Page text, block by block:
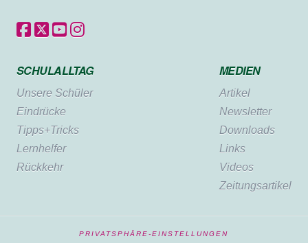
SCHULALLTAG
Unsere Schüler
Eindrücke
Tipps+Tricks
Lernhelfer
Rückkehr
MEDIEN
Artikel
Newsletter
Downloads
Links
Videos
Zeitungsartikel
PRIVATSPHÄRE-EINSTELLUNGEN